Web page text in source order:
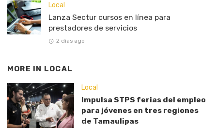
Local
Lanza Sectur cursos en línea para
prestadores de servicios
2 días ago
MORE IN LOCAL
Local
Impulsa STPS ferias del empleo
para jóvenes en tres regiones
de Tamaulipas